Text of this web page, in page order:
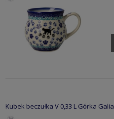
Kubek beczułka V 0,33 L Górka Galia